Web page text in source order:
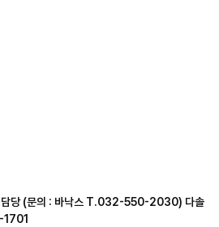
담당 (문의 : 바낙스 T.032-550-2030) 다솔